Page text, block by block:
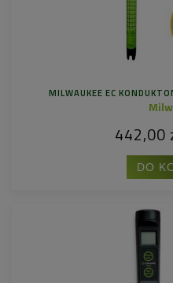
MILWAUKEE EC
442,00
DO